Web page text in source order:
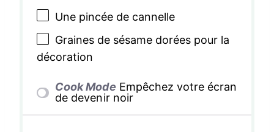
Une pincée de cannelle
Graines de sésame dorées pour la
décoration
Cook Mode Empêchez votre écran
de devenir noir